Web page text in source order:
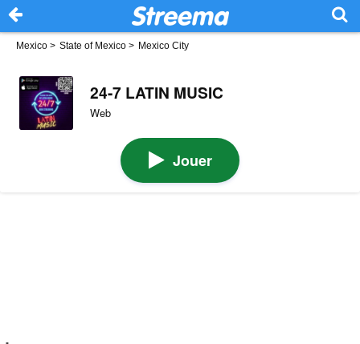
Mexico > State of Mexico > Mexico City
24-7 LATIN MUSIC
Web
Jouer